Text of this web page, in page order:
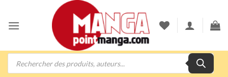
contenu
Recherche